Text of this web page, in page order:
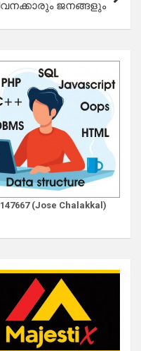
ജനങ്ങളും
(Jose Chalakkal)